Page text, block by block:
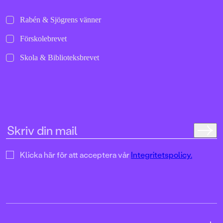
Rabén & Sjögrens vänner
Förskolebrevet
Skola & Biblioteksbrevet
Klicka här för att acceptera vårIntegritetspolicy.